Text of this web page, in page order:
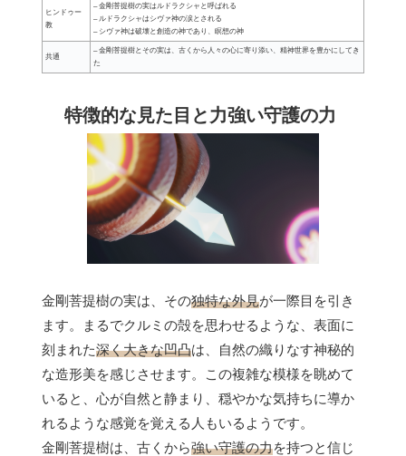
ヒンドゥー
教
– 金剛菩提樹の実はルドラクシャと呼ばれる
– ルドラクシャはシヴァ神の涙とされる
– シヴァ神は破壊と創造の神であり、瞑想の神
共通
– 金剛菩提樹とその実は、古くから人々の心に寄り添い、精神世界を豊かにしてき
た
特徴的な見た目と力強い守護の力
金剛菩提樹の実は、その独特な外見が一際目を引き
ます。まるでクルミの殻を思わせるような、表面に
刻まれた深く大きな凹凸は、自然の織りなす神秘的
な造形美を感じさせます。この複雑な模様を眺めて
いると、心が自然と静まり、穏やかな気持ちに導か
れるような感覚を覚える人もいるようです。
金剛菩提樹は、古くから強い守護の力を持つと信じ